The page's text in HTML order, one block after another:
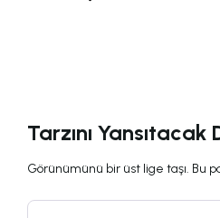
Tarzını
Görünümünü bir üst lige taşı. Bu